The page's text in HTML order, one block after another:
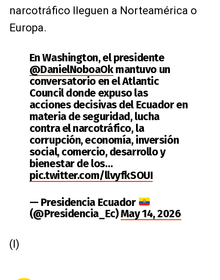
narcotráfico lleguen a Norteamérica o
Europa.
En Washington, el presidente
@DanielNoboaOkmantuvo un
conversatorio en el Atlantic
Council donde expuso las
acciones decisivas del Ecuador en
materia de seguridad, lucha
contra el narcotráfico, la
corrupción, economía, inversión
social, comercio, desarrollo y
bienestar de los…
pic.twitter.com/llvyfkSOUI
— Presidencia Ecuador
(@Presidencia_Ec)May 14, 2026
(I)